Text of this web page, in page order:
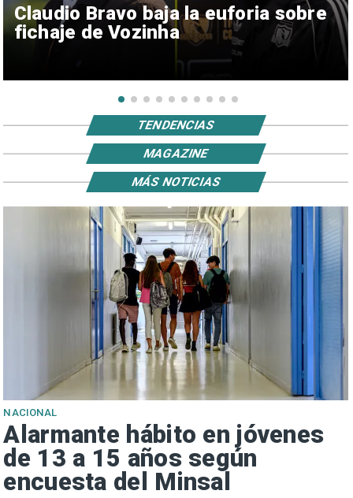
Claudio Bravo baja la euforia sobre
fichaje de Vozinha
TENDENCIAS
MAGAZINE
NACIONAL
Alarmante hábito en jóvenes
de 13 a 15 años según
encuesta del Minsal
MÁS NOTICIAS